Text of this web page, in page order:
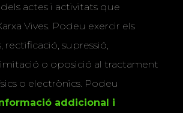
actes i activitats que
Vives. Podeu exercir els
rectificació, supressió,
o oposició al tractament
o electrònics. Podeu
addicional i